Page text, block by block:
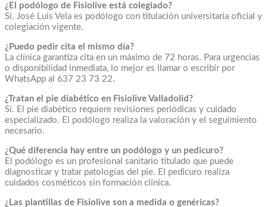
¿El podólogo de Fisiolive está colegiado?
Sí. José Luis Vela es podólogo con titulación universitaria oficial y
colegiación vigente.
¿Puedo pedir cita el mismo día?
La clínica garantiza cita en un máximo de 72 horas. Para urgencias
o disponibilidad inmediata, lo mejor es llamar o escribir por
WhatsApp al 637 23 73 22.
¿Tratan el pie diabético en Fisiolive Valladolid?
Sí. El pie diabético requiere revisiones periódicas y cuidado
especializado. El podólogo realiza la valoración y el seguimiento
necesario.
¿Qué diferencia hay entre un podólogo y un pedicuro?
El podólogo es un profesional sanitario titulado que puede
diagnosticar y tratar patologías del pie. El pedicuro realiza
cuidados cosméticos sin formación clínica.
¿Las plantillas de Fisiolive son a medida o genéricas?